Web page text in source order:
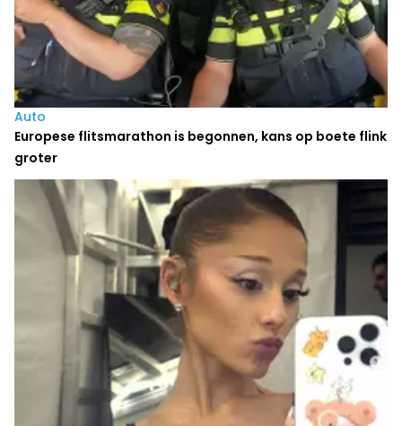
Auto
Europese flitsmarathon is begonnen, kans op boete flink
groter